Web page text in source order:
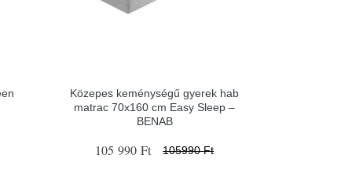
Közepes keménységű gyerek hab
matrac 70x160 cm Easy Sleep –
BENAB
105 990 Ft 105990 Ft